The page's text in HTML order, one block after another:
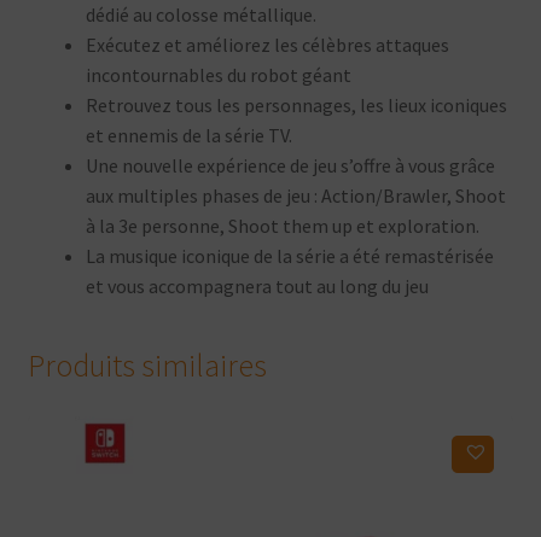
dédié au colosse métallique.
Exécutez et améliorez les célèbres attaques
incontournables du robot géant
Retrouvez tous les personnages, les lieux iconiques
et ennemis de la série TV.
Une nouvelle expérience de jeu s’offre à vous grâce
aux multiples phases de jeu : Action/Brawler, Shoot
à la 3e personne, Shoot them up et exploration.
La musique iconique de la série a été remastérisée
et vous accompagnera tout au long du jeu
Produits similaires